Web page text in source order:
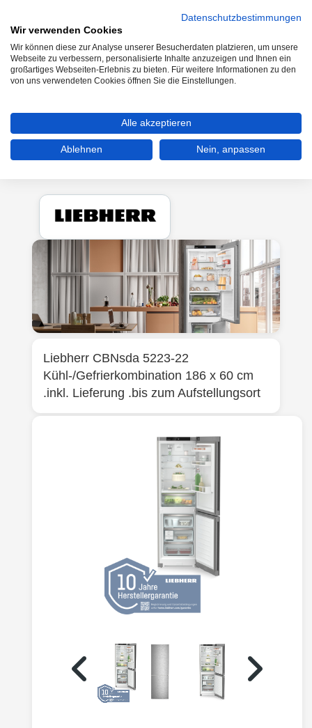
0
Stand Kühl- & Gefrierkombinationen
Liebherr CBNsda 5223-22
Kühl-/Gefrierkombination 186 x 60 cm
.inkl. Lieferung .bis zum Aufstellungsort
Datenschutzbestimmungen
Wir verwenden Cookies
Wir können diese zur Analyse unserer Besucherdaten platzieren, um unsere
Webseite zu verbessern, personalisierte Inhalte anzuzeigen und Ihnen ein
großartiges Webseiten-Erlebnis zu bieten. Für weitere Informationen zu den
von uns verwendeten Cookies öffnen Sie die Einstellungen.
Alle akzeptieren
Ablehnen Nein, anpassen